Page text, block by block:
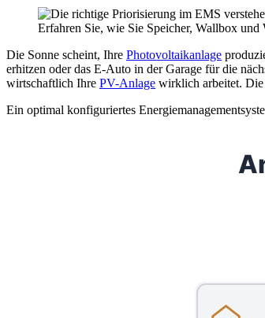
Erfahren Sie, wie Sie Speicher, Wallbox
Die Sonne scheint, Ihre Photovoltaikanlage
erhitzen oder das E-Auto in der Garage für die
wirtschaftlich Ihre PV-Anlage wirklich arbeitet.
Ein optimal konfiguriertes